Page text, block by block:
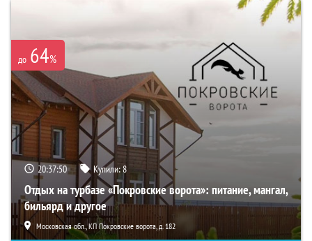
до 64%
20:37:49 Купили:8
Отдых на турбазе «Покровские ворота»: питание, мангал,
бильярд и другое
Московская обл., КП Покровские ворота, д. 182